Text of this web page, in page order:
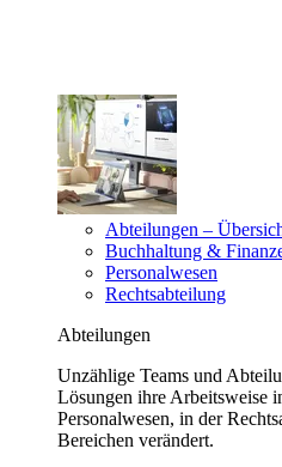
Abteilungen –
Buchhaltung &
Personalwesen
Rechtsabteilung
Abteilungen
Unzählige Teams und
Lösungen ihre Arbeitsweise
Personalwesen, in der
Bereichen verändert.